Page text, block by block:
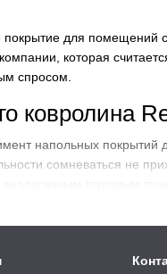
для
которая
спросом.
ковролина
напольных покрытий
сомневаться не